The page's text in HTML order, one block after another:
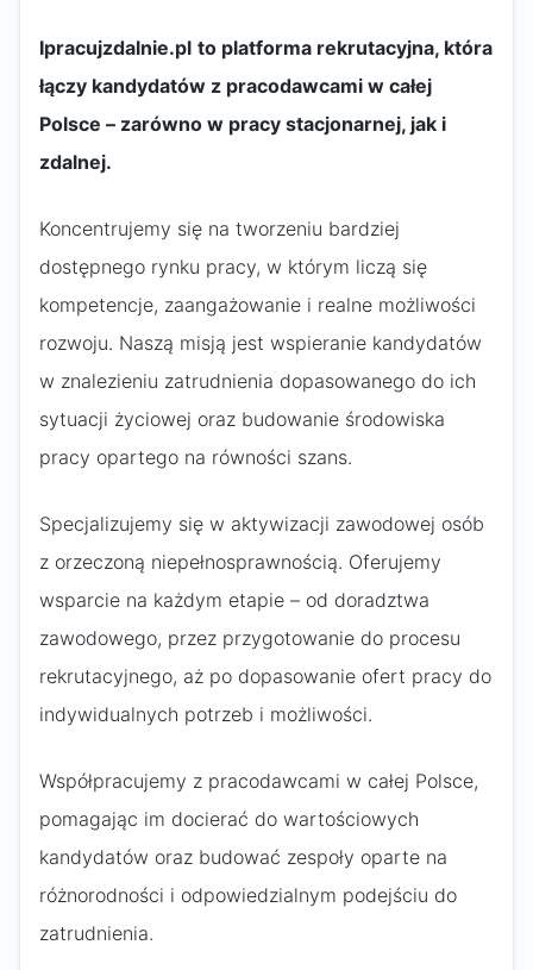
Ipracujzdalnie.pl to platforma rekrutacyjna, która
łączy kandydatów z pracodawcami w całej
Polsce – zarówno w pracy stacjonarnej, jak i
zdalnej.
Koncentrujemy się na tworzeniu bardziej
dostępnego rynku pracy, w którym liczą się
kompetencje, zaangażowanie i realne możliwości
rozwoju. Naszą misją jest wspieranie kandydatów
w znalezieniu zatrudnienia dopasowanego do ich
sytuacji życiowej oraz budowanie środowiska
pracy opartego na równości szans.
Specjalizujemy się w aktywizacji zawodowej osób
z orzeczoną niepełnosprawnością. Oferujemy
wsparcie na każdym etapie – od doradztwa
zawodowego, przez przygotowanie do procesu
rekrutacyjnego, aż po dopasowanie ofert pracy do
indywidualnych potrzeb i możliwości.
Współpracujemy z pracodawcami w całej Polsce,
pomagając im docierać do wartościowych
kandydatów oraz budować zespoły oparte na
różnorodności i odpowiedzialnym podejściu do
zatrudnienia.